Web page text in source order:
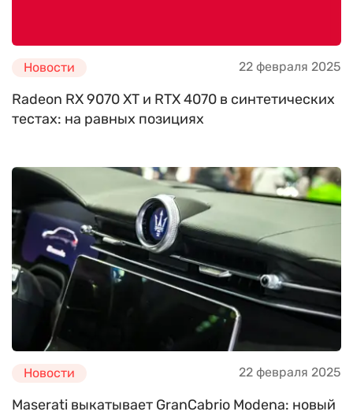
Новости 22 февраля 2025
Radeon RX 9070 XT и RTX 4070 в синтетических
тестах: на равных позициях
Новости 22 февраля 2025
Maserati выкатывает GranCabrio Modena: новый